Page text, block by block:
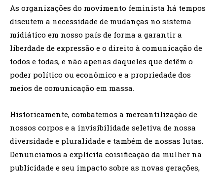
As organizações do movimento feminista há tempos
discutem a necessidade de mudanças no sistema
midiático em nosso país de forma a garantir a
liberdade de expressão e o direito à comunicação de
todos e todas, e não apenas daqueles que detêm o
poder político ou econômico e a propriedade dos
meios de comunicação em massa.
Historicamente, combatemos a mercantilização de
nossos corpos e a invisibilidade seletiva de nossa
diversidade e pluralidade e também de nossas lutas.
Denunciamos a explícita coisificação da mulher na
publicidade e seu impacto sobre as novas gerações,